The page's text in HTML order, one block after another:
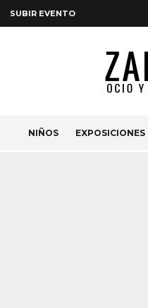
SUBIR EVENTO
NIÑOS EXPOSICIONES